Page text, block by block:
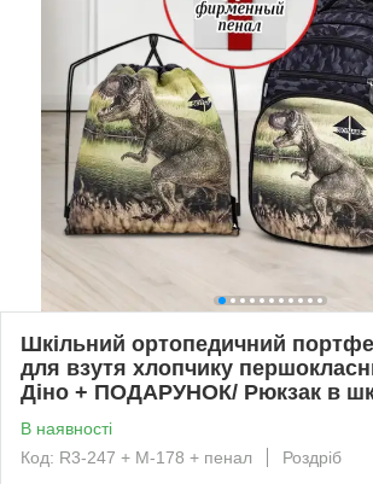
Шкільний ортопедичний
для взутя хлопчику
Діно + ПОДАРУНОК/ Рюкзак в
В наявності
Код: R3-247 + M-178 + пенал
Роздріб